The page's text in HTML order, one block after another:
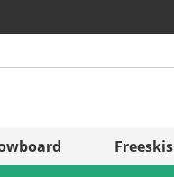
Freeskis